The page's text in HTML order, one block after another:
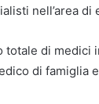
nell’area
di
di famiglia